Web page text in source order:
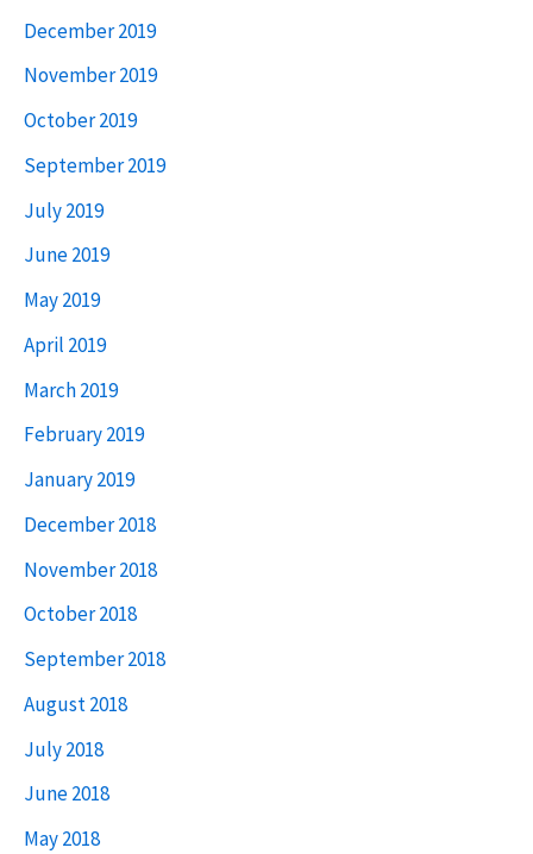
December 2019
November 2019
October 2019
September 2019
July 2019
June 2019
May 2019
April 2019
March 2019
February 2019
January 2019
December 2018
November 2018
October 2018
September 2018
August 2018
July 2018
June 2018
May 2018